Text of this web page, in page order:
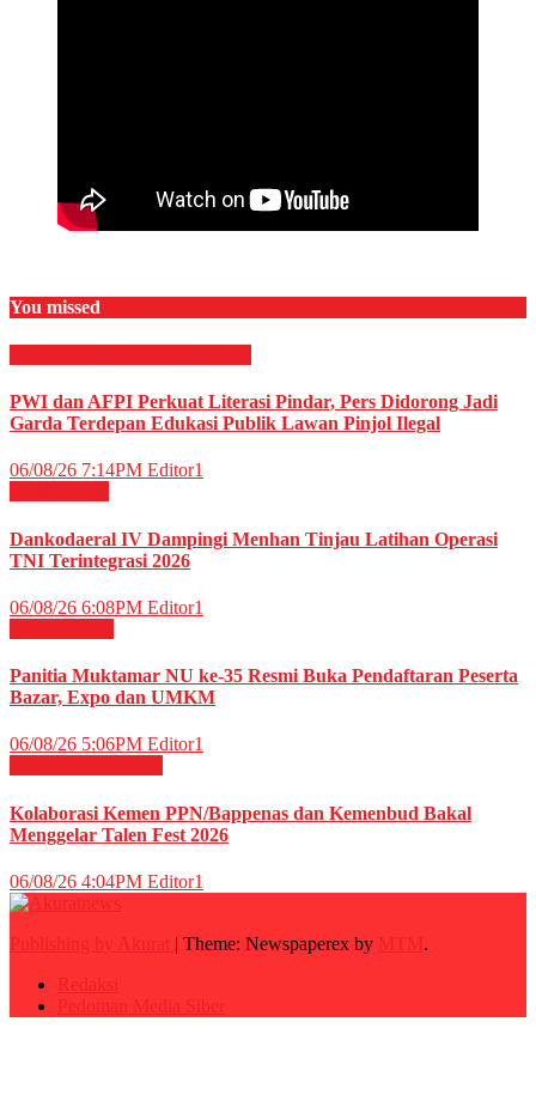
You missed
PWI dan AFPI Perkuat Literasi Pindar, Pers Didorong Jadi
Garda Terdepan Edukasi Publik Lawan Pinjol Ilegal
06/08/26 7:14PM Editor1
Dankodaeral IV Dampingi Menhan Tinjau Latihan Operasi
TNI Terintegrasi 2026
06/08/26 6:08PM Editor1
Panitia Muktamar NU ke-35 Resmi Buka Pendaftaran Peserta
Bazar, Expo dan UMKM
06/08/26 5:06PM Editor1
Kolaborasi Kemen PPN/Bappenas dan Kemenbud Bakal
Menggelar Talen Fest 2026
06/08/26 4:04PM Editor1
| Theme: Newspaperex by
.